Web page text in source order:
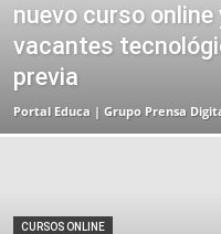
nuevo curso
vacantes
previa
Portal Educa | Grupo Prensa
CURSOS ONLINE